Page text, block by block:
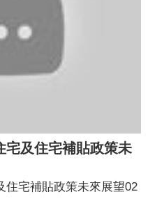
宅及住宅補貼政策未
住宅補貼政策未來展望02